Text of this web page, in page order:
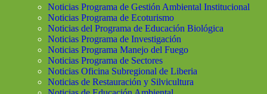
Noticias Programa de Gestión Ambiental Institucional
Noticias Programa de Ecoturismo
Noticias del Programa de Educación Biológica
Noticias Programa de Investigación
Noticias Programa Manejo del Fuego
Noticias Programa de Sectores
Noticias Oficina Subregional de Liberia
Noticias de Restauración y Silvicultura